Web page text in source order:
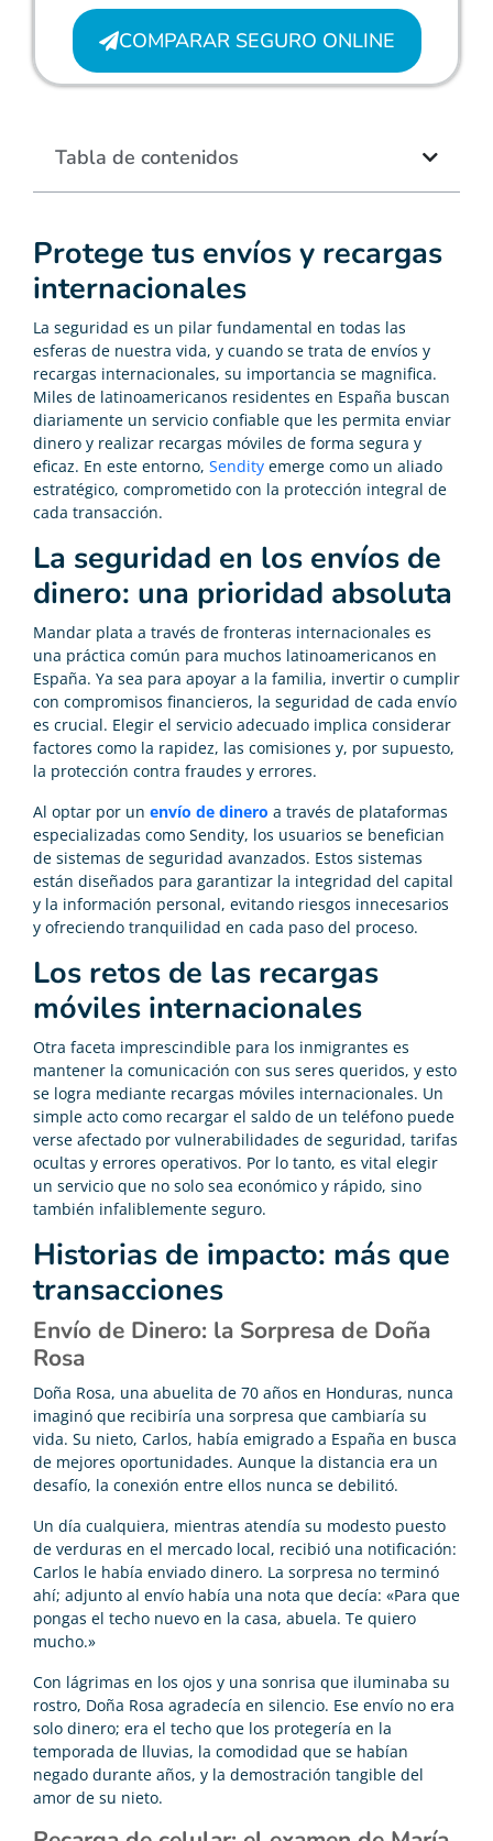
Protege tus envíos y recargas
internacionales
La seguridad es un pilar fundamental en todas las
esferas de nuestra vida, y cuando se trata de envíos y
recargas internacionales, su importancia se magnifica.
Miles de latinoamericanos residentes en España buscan
diariamente un servicio confiable que les permita enviar
dinero y realizar recargas móviles de forma segura y
eficaz. En este entorno, Sendity emerge como un aliado
estratégico, comprometido con la protección integral de
cada transacción.
La seguridad en los envíos de
dinero: una prioridad absoluta
Mandar plata a través de fronteras internacionales es
una práctica común para muchos latinoamericanos en
España. Ya sea para apoyar a la familia, invertir o cumplir
con compromisos financieros, la seguridad de cada envío
es crucial. Elegir el servicio adecuado implica considerar
factores como la rapidez, las comisiones y, por supuesto,
la protección contra fraudes y errores.
Al optar por un envío de dinero a través de plataformas
especializadas como Sendity, los usuarios se benefician
de sistemas de seguridad avanzados. Estos sistemas
están diseñados para garantizar la integridad del capital
y la información personal, evitando riesgos innecesarios
y ofreciendo tranquilidad en cada paso del proceso.
Los retos de las recargas
móviles internacionales
Otra faceta imprescindible para los inmigrantes es
mantener la comunicación con sus seres queridos, y esto
se logra mediante recargas móviles internacionales. Un
simple acto como recargar el saldo de un teléfono puede
verse afectado por vulnerabilidades de seguridad, tarifas
ocultas y errores operativos. Por lo tanto, es vital elegir
un servicio que no solo sea económico y rápido, sino
también infaliblemente seguro.
Historias de impacto: más que
transacciones
Envío de Dinero: la Sorpresa de Doña
Rosa
Doña Rosa, una abuelita de 70 años en Honduras, nunca
imaginó que recibiría una sorpresa que cambiaría su
vida. Su nieto, Carlos, había emigrado a España en busca
de mejores oportunidades. Aunque la distancia era un
desafío, la conexión entre ellos nunca se debilitó.
Un día cualquiera, mientras atendía su modesto puesto
de verduras en el mercado local, recibió una notificación:
Carlos le había enviado dinero. La sorpresa no terminó
ahí; adjunto al envío había una nota que decía: «Para que
pongas el techo nuevo en la casa, abuela. Te quiero
mucho.»
Con lágrimas en los ojos y una sonrisa que iluminaba su
rostro, Doña Rosa agradecía en silencio. Ese envío no era
solo dinero; era el techo que los protegería en la
temporada de lluvias, la comodidad que se habían
negado durante años, y la demostración tangible del
amor de su nieto.
COMPARAR SEGURO ONLINE
Tabla de contenidos